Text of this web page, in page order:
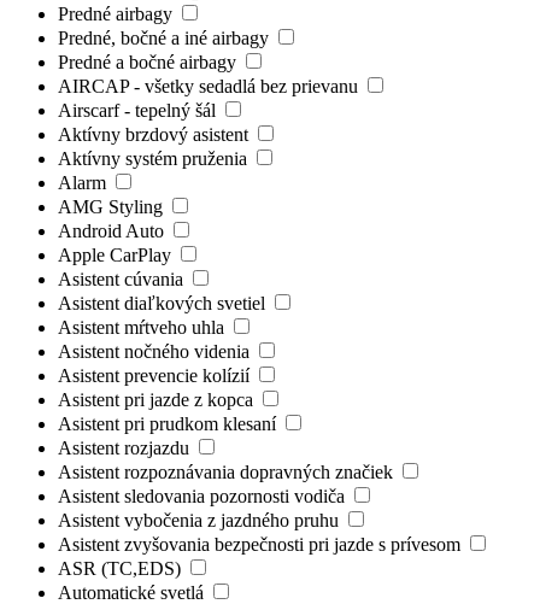
Predné airbagy
Predné, bočné a iné airbagy
Predné a bočné airbagy
AIRCAP - všetky sedadlá bez prievanu
Airscarf - tepelný šál
Aktívny brzdový asistent
Aktívny systém pruženia
Alarm
AMG Styling
Android Auto
Apple CarPlay
Asistent cúvania
Asistent diaľkových svetiel
Asistent mŕtveho uhla
Asistent nočného videnia
Asistent prevencie kolízií
Asistent pri jazde z kopca
Asistent pri prudkom klesaní
Asistent rozjazdu
Asistent rozpoznávania dopravných značiek
Asistent sledovania pozornosti vodiča
Asistent vybočenia z jazdného pruhu
Asistent zvyšovania bezpečnosti pri jazde s prívesom
ASR (TC,EDS)
Automatické svetlá